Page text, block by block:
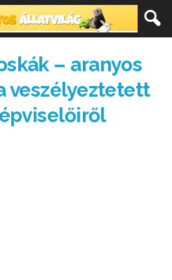
– aranyos
veszélyeztetett